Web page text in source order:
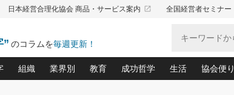
日本経営合理化協会 商品・サービス案内 launch 全国経営者セミナー
” のコラムを毎週更新！
組織 業界別 教育 成功哲学 生活 協会便り